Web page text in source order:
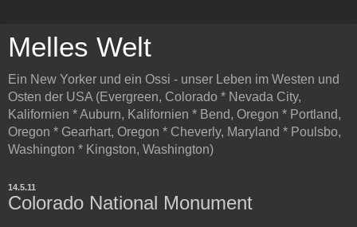
Melles Welt
Ein New Yorker und ein Ossi - unser Leben im Westen und
Osten der USA (Evergreen, Colorado * Nevada City,
Kalifornien * Auburn, Kalifornien * Bend, Oregon * Portland,
Oregon * Gearhart, Oregon * Cheverly, Maryland * Poulsbo,
Washington * Kingston, Washington)
14.5.11
Colorado National Monument